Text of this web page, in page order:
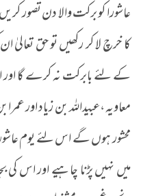
عاشورا کو برکت والا دن تصور
کا خرچ لا کر رکھیں تو حق تعالیٰ
کے لئے بابرکت نہ کرے گا
معاویہ ،عبیداللہ بن زیاد اور
محشور ہوں گے اس لئے یوم
میں نہیں پڑنا چاہیے اور اس کی